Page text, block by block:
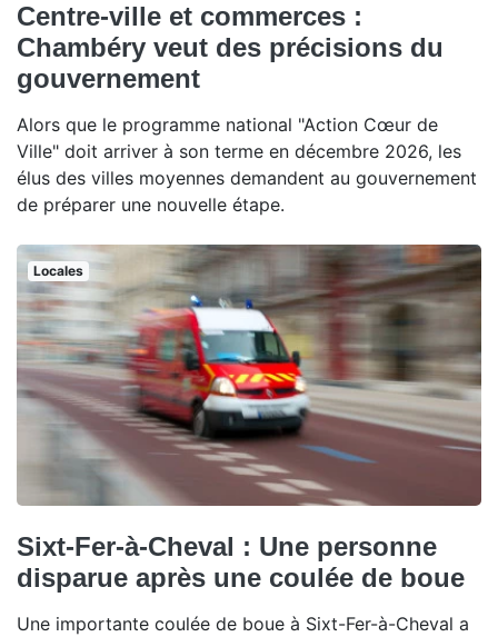
Centre-ville et commerces :
Chambéry veut des précisions du
gouvernement
Alors que le programme national "Action Cœur de
Ville" doit arriver à son terme en décembre 2026, les
élus des villes moyennes demandent au gouvernement
de préparer une nouvelle étape.
Locales
Sixt-Fer-à-Cheval : Une personne
disparue après une coulée de boue
Une importante coulée de boue à Sixt-Fer-à-Cheval a